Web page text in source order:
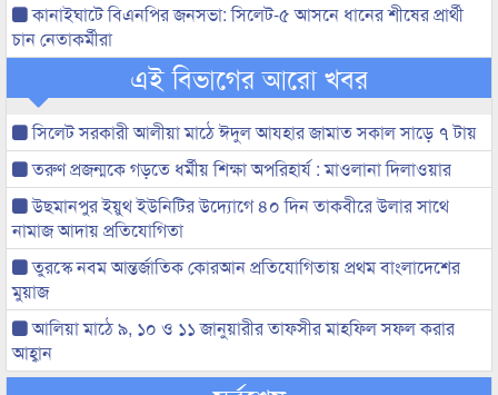
কানাইঘাটে বিএনপির জনসভা: সিলেট-৫ আসনে ধানের শীষের প্রার্থী
চান নেতাকর্মীরা
এই বিভাগের আরো খবর
সিলেট সরকারী আলীয়া মাঠে ঈদুল আযহার জামাত সকাল সাড়ে ৭ টায়
তরুণ প্রজন্মকে গড়তে ধর্মীয় শিক্ষা অপরিহার্য : মাওলানা দিলাওয়ার
উছমানপুর ইয়ুথ ইউনিটির উদ্যোগে ৪০ দিন তাকবীরে উলার সাথে
নামাজ আদায় প্রতিযোগিতা
তুরস্কে নবম আন্তর্জাতিক কোরআন প্রতিযোগিতায় প্রথম বাংলাদেশের
মুয়াজ
আলিয়া মাঠে ৯, ১০ ও ১১ জানুয়ারীর তাফসীর মাহফিল সফল করার
আহ্বান